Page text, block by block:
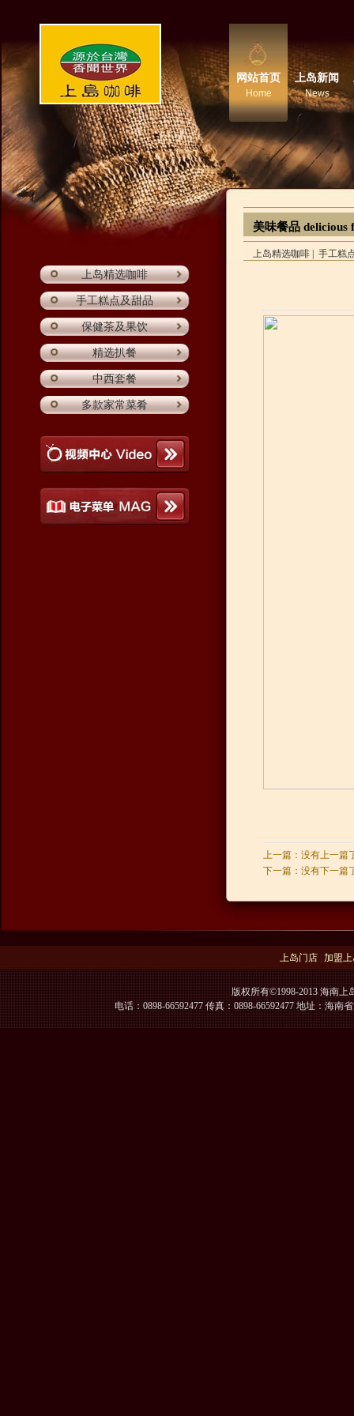
网站首页
Home
上岛新闻
News
美味餐品 delicious
上岛精选咖啡 手工糕
上岛精选咖啡
手工糕点及甜品
保健茶及果饮
精选扒餐
中西套餐
多款家常菜肴
上一篇：没有上一篇
下一篇：没有下一篇
上岛门店 加盟
版权所有©1998-2013 海南上
电话：0898-66592477 传真：0898-66592477 地址：海南